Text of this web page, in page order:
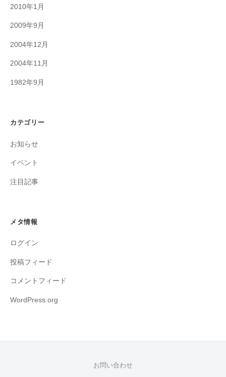
2010年1月
2009年9月
2004年12月
2004年11月
1982年9月
カテゴリー
お知らせ
イベント
注目記事
メタ情報
ログイン
投稿フィード
コメントフィード
WordPress.org
お問い合わせ